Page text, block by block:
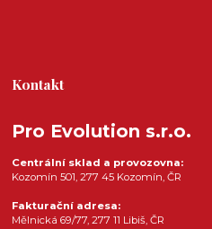
Kontakt
Pro Evolution s.r.o.
Centrální sklad a provozovna:
Kozomín 501, 277 45 Kozomín, ČR
Fakturační adresa:
Mělnická 69/77, 277 11 Libiš, ČR